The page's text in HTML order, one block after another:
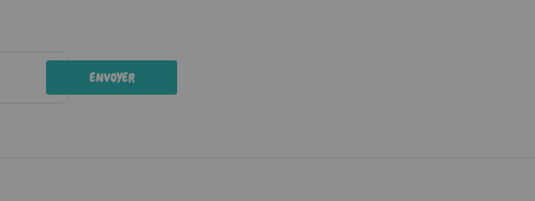
ENVOYER